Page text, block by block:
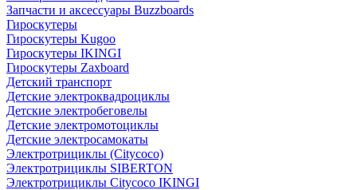
Запчасти и аксессуары Buzzboards
Гироскутеры
Гироскутеры Kugoo
Гироскутеры IKINGI
Гироскутеры Zaxboard
Детский транспорт
Детские электроквадроциклы
Детские электробеговелы
Детские электромотоциклы
Детские электросамокаты
Электротрициклы (Citycoco)
Электротрициклы SIBERTON
Электротрициклы Citycoco IKINGI